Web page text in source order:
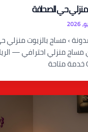
منزلي حي الصحافة
› مساج بالزيوت
مساج منزلي احترافي —